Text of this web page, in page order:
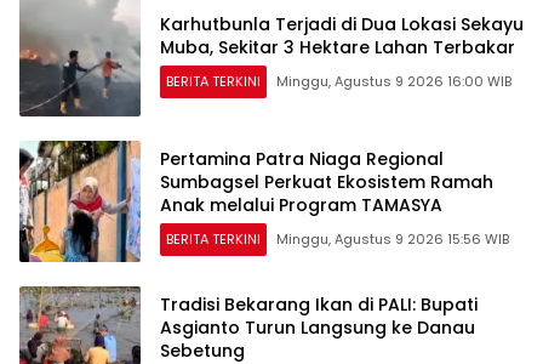
Karhutbunla Terjadi di Dua Lokasi Sekayu
Muba, Sekitar 3 Hektare Lahan Terbakar
BERITA TERKINI Minggu, Agustus 9 2026 16:00 WIB
Pertamina Patra Niaga Regional
Sumbagsel Perkuat Ekosistem Ramah
Anak melalui Program TAMASYA
BERITA TERKINI Minggu, Agustus 9 2026 15:56 WIB
Tradisi Bekarang Ikan di PALI: Bupati
Asgianto Turun Langsung ke Danau
Sebetung